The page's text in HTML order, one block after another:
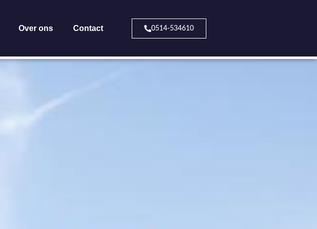
Over ons Contact 0514-534610